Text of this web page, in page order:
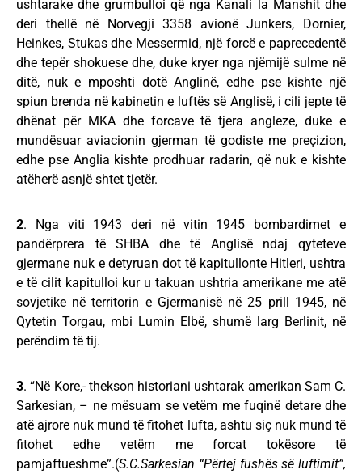
ushtarake dhe grumbulloi që nga Kanali la Manshit dhe
deri thellë në Norvegji 3358 avionë Junkers, Dornier,
Heinkes, Stukas dhe Messermid, një forcë e paprecedentë
dhe tepër shokuese dhe, duke kryer nga njëmijë sulme në
ditë, nuk e mposhti dotë Anglinë, edhe pse kishte një
spiun brenda në kabinetin e luftës së Anglisë, i cili jepte të
dhënat për MKA dhe forcave të tjera angleze, duke e
mundësuar aviacionin gjerman të godiste me preçizion,
edhe pse Anglia kishte prodhuar radarin, që nuk e kishte
atëherë asnjë shtet tjetër.
2. Nga viti 1943 deri në vitin 1945 bombardimet e
pandërprera të SHBA dhe të Anglisë ndaj qyteteve
gjermane nuk e detyruan dot të kapitullonte Hitleri, ushtra
e të cilit kapitulloi kur u takuan ushtria amerikane me atë
sovjetike në territorin e Gjermanisë në 25 prill 1945, në
Qytetin Torgau, mbi Lumin Elbë, shumë larg Berlinit, në
perëndim të tij.
3. “Në Kore,- thekson historiani ushtarak amerikan Sam C.
Sarkesian, – ne mësuam se vetëm me fuqinë detare dhe
atë ajrore nuk mund të fitohet lufta, ashtu siç nuk mund të
fitohet edhe vetëm me forcat tokësore të
pamjaftueshme”.(S.C.Sarkesian “Përtej fushës së luftimit”,